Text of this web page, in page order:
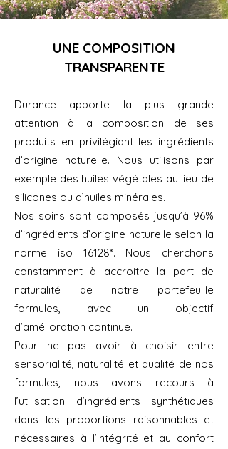
UNE COMPOSITION
TRANSPARENTE
Durance apporte la plus grande
attention à la composition de ses
produits en privilégiant les ingrédients
d’origine naturelle. Nous utilisons par
exemple des huiles végétales au lieu de
silicones ou d’huiles minérales.
Nos soins sont composés jusqu’à 96%
d’ingrédients d’origine naturelle selon la
norme iso 16128*. Nous cherchons
constamment à accroitre la part de
naturalité de notre portefeuille
formules, avec un objectif
d’amélioration continue.
Pour ne pas avoir à choisir entre
sensorialité, naturalité et qualité de nos
formules, nous avons recours à
l’utilisation d’ingrédients synthétiques
dans les proportions raisonnables et
nécessaires à l’intégrité et au confort